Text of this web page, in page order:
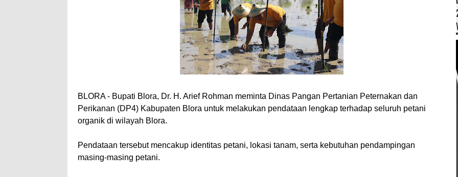
BLORA - Bupati Blora, Dr. H. Arief Rohman meminta Dinas Pangan Pertanian Peternakan dan
Perikanan (DP4) Kabupaten Blora untuk melakukan pendataan lengkap terhadap seluruh petani
organik di wilayah Blora.
Pendataan tersebut mencakup identitas petani, lokasi tanam, serta kebutuhan pendampingan
masing-masing petani.